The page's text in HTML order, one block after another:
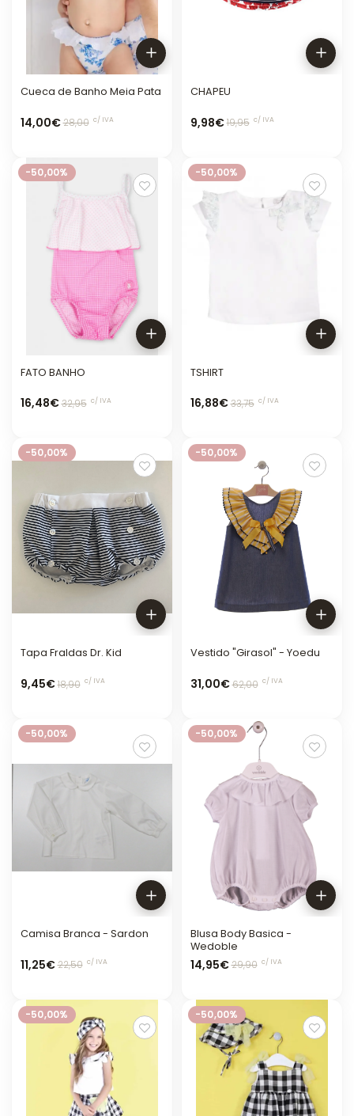
Cueca de Banho Meia Pata
14,00€28,00 c/ IVA
CHAPEU
9,98€19,95 c/ IVA
-50,00%
FATO BANHO
16,48€32,95 c/ IVA
-50,00%
TSHIRT
16,88€33,75 c/ IVA
-50,00%
Tapa Fraldas Dr. Kid
9,45€18,90 c/ IVA
-50,00%
Vestido "Girasol" - Yoedu
31,00€62,00 c/ IVA
-50,00%
Camisa Branca - Sardon
11,25€22,50 c/ IVA
-50,00%
Blusa Body Basica -
Wedoble
14,95€29,90 c/ IVA
-50,00% -50,00%